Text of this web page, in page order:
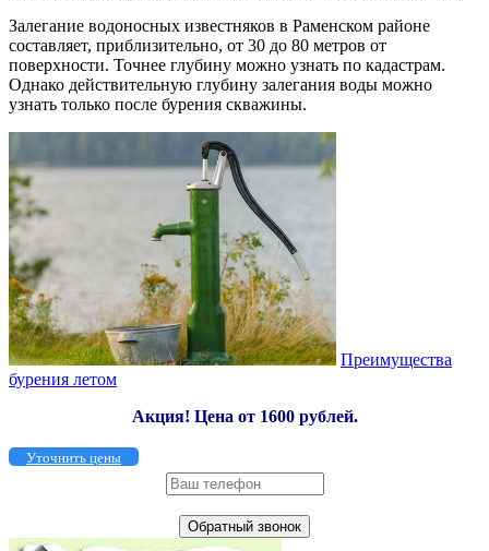
Залегание водоносных известняков в Раменском районе
составляет, приблизительно, от 30 до 80 метров от
поверхности. Точнее глубину можно узнать по кадастрам.
Однако действительную глубину залегания воды можно
узнать только после бурения скважины.
Преимущества
бурения летом
Акция! Цена от 1600 рублей.
Уточнить цены